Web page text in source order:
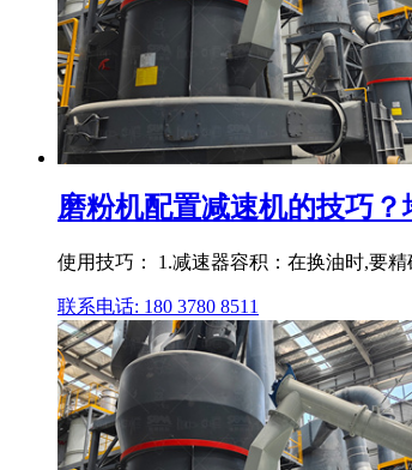
磨粉机配置减速机的技巧？
使用技巧： 1.减速器容积：在换油时,要
联系电话: 180 3780 8511